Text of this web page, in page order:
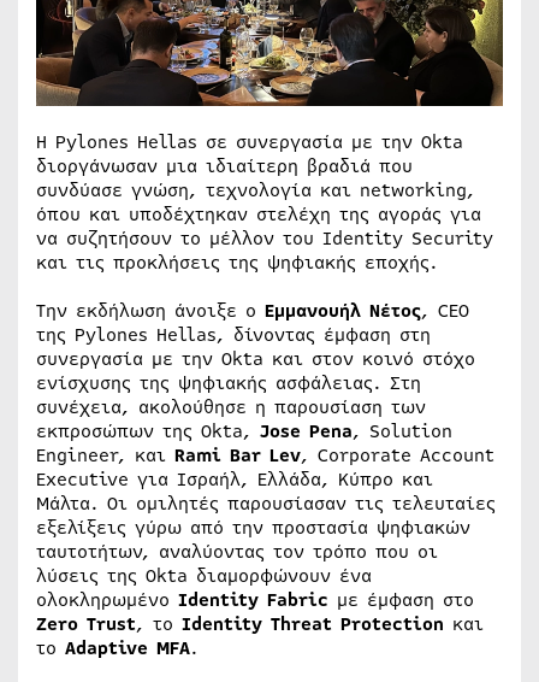
Η Pylones Hellas σε συνεργασία με την Okta
διοργάνωσαν μια ιδιαίτερη βραδιά που
συνδύασε γνώση, τεχνολογία και networking,
όπου και υποδέχτηκαν στελέχη της αγοράς για
να συζητήσουν το μέλλον του Identity Security
και τις προκλήσεις της ψηφιακής εποχής.
Την εκδήλωση άνοιξε ο Εμμανουήλ Νέτος, CEO
της Pylones Hellas, δίνοντας έμφαση στη
συνεργασία με την Okta και στον κοινό στόχο
ενίσχυσης της ψηφιακής ασφάλειας. Στη
συνέχεια, ακολούθησε η παρουσίαση των
εκπροσώπων της Okta, Jose Pena, Solution
Engineer, και Rami Bar Lev, Corporate Account
Executive για Ισραήλ, Ελλάδα, Κύπρο και
Μάλτα. Οι ομιλητές παρουσίασαν τις τελευταίες
εξελίξεις γύρω από την προστασία ψηφιακών
ταυτοτήτων, αναλύοντας τον τρόπο που οι
λύσεις της Okta διαμορφώνουν ένα
ολοκληρωμένο Identity Fabric με έμφαση στο
Zero Trust, το Identity Threat Protection και
το Adaptive MFA.